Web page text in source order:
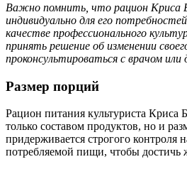
Важно помнить, что рацион Криса
индивидуально для его
качестве профессионального
принять решение об изменении
проконсультироваться с врачом или
Размер порций
Рацион питания культуриста Криса
только составом продуктов, но и
придерживается строгого контроля
потребляемой пищи, чтобы достичь